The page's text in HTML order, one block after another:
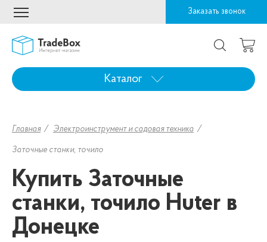
Заказать звонок
Каталог
Главная Электроинструмент и садовая техника
Заточные станки, точило
Купить Заточные
станки, точило Huter в
Донецке